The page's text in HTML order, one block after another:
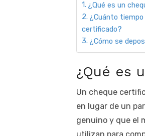
¿Qué es un
¿Cuánto
certificado?
¿Cómo se
¿Qué es
Un cheque
en lugar de un
genuino y que el